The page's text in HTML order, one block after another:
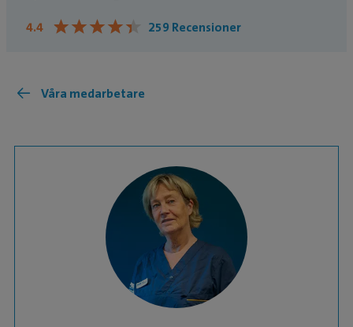
4.4 ★★★★★
★★★★★ 259 Recensioner
Våra medarbetare